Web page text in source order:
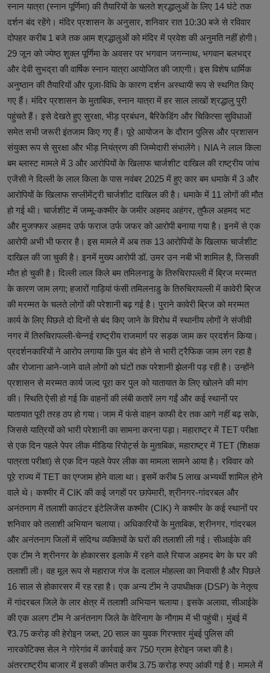
स्नान यात्रा (स्नान पूर्णिमा) की तैयारियों के चलते श्रद्धालुओं के लिए 14 घंटे तक
दर्शन बंद रहेंगे। मंदिर प्रशासन के अनुसार, शनिवार रात 10:30 बजे से रविवार
दोपहर करीब 1 बजे तक आम श्रद्धालुओं को मंदिर में प्रवेश की अनुमति नहीं होगी।
29 जून को ज्येष्ठ शुक्ल पूर्णिमा के अवसर पर भगवान जगन्नाथ, भगवान बलभद्र
और देवी सुभद्रा की वार्षिक स्नान यात्रा आयोजित की जाएगी। इस विशेष धार्मिक
अनुष्ठान की तैयारियों और पूजा-विधि के कारण दर्शन अस्थायी रूप से स्थगित किए
गए हैं। मंदिर प्रशासन के मुताबिक, स्नान यात्रा में हर साल लाखों श्रद्धालु पुरी
पहुंचते हैं। इसे देखते हुए सुरक्षा, भीड़ प्रबंधन, बैरिकेडिंग और चिकित्सा सुविधाओं
समेत सभी जरूरी इंतजाम किए गए हैं। पूरे आयोजन के दौरान पुलिस और प्रशासन
संयुक्त रूप से सुरक्षा और भीड़ नियंत्रण की जिम्मेदारी संभालेंगे। NIA ने लाल किला
बम ब्लास्ट मामले में 3 और आरोपियों के खिलाफ चार्जशीट दाखिल की राष्ट्रीय जांच
एजेंसी ने दिल्ली के लाल किला के पास नवंबर 2025 में हुए कार बम धमाके में 3 और
आरोपियों के खिलाफ सप्लीमेंट्री चार्जशीट दाखिल की है। धमाके में 11 लोगों की मौत
हो गई थी। चार्जशीट में जम्मू-कश्मीर के जमीर अहमद अहंगर, तुफैल अहमद भट
और मुजफ्फर अहमद उर्फ फराज उर्फ जफर को आरोपी बनाया गया है। इनमें से एक
आरोपी अभी भी फरार है। इस मामले में अब तक 13 आरोपियों के खिलाफ चार्जशीट
दाखिल की जा चुकी है। इनमें मुख्य आरोपी डॉ. उमर उन नबी भी शामिल है, जिसकी
मौत हो चुकी है। दिल्ली लाल किले बम तमिलनाडु के तिरुचिरापल्ली में ब्रिज मरम्मत
के कारण जाम लगा; हजारों गाड़ियां फंसी तमिलनाडु के तिरुचिरापल्ली में कावेरी ब्रिज
की मरम्मत के चलते लोगों की परेशानी बढ़ गई है। पुराने कावेरी ब्रिज को मरम्मत
कार्य के लिए पिछले दो दिनों से बंद किए जाने के विरोध में स्थानीय लोगों ने संजीवी
नगर में तिरुचिरापल्ली-चेन्नई राष्ट्रीय राजमार्ग पर सड़क जाम कर प्रदर्शन किया।
प्रदर्शनकारियों ने आरोप लगाया कि पुल बंद होने से भारी ट्रैफिक जाम लग रहा है
और रोजाना आने-जाने वाले लोगों को घंटों तक परेशानी झेलनी पड़ रही है। उन्होंने
प्रशासन से मरम्मत कार्य जल्द पूरा कर पुल को यातायात के लिए खोलने की मांग
की। स्थिति ऐसी हो गई कि वाहनों की लंबी कतारें लग गईं और कई स्थानों पर
यातायात पूरी तरह ठप हो गया। जाम में फंसे वाहन काफी देर तक आगे नहीं बढ़ सके,
जिससे यात्रियों को भारी परेशानी का सामना करना पड़ा। महाराष्ट्र में TET परीक्षा
से एक दिन पहले पेपर लीक मीडिया रिपोर्ट्स के मुताबिक, महाराष्ट्र में TET (शिक्षक
पात्रता परीक्षा) से एक दिन पहले पेपर लीक का मामला सामने आया है। रविवार को
पूरे राज्य में TET का एग्जाम होने वाला था। इसमें करीब 5 लाख अभ्यर्थी शामिल होने
वाले थे। कश्मीर में CIK की कई जगहों पर छापेमारी, श्रीनगर-गांदरबल और
अनंतनाग में तलाशी काउंटर इंटेलिजेंस कश्मीर (CIK) ने कश्मीर के कई स्थानों पर
शनिवार को तलाशी अभियान चलाया। अधिकारियों के मुताबिक, श्रीनगर, गांदरबल
और अनंतनाग जिलों में संदिग्ध व्यक्तियों के घरों की तलाशी ली गई। सीआईके की
एक टीम ने श्रीनगर के होकारसर इलाके में रहने वाले रियाज अहमद बेग के घर की
तलाशी ली। वह मूल रूप से महाराज गंज के दलाल मोहल्ला का निवासी है और पिछले
16 साल से होकारसर में रह रहा है। एक अन्य टीम ने उपाधीक्षक (DSP) के नेतृत्व
में गांदरबल जिले के लार क्षेत्र में तलाशी अभियान चलाया। इसके अलावा, सीआईके
की एक अलग टीम ने अनंतनाग जिले के वेरिनाग के नौगाम में भी पहुंची। मुंबई में
₹3.75 करोड़ की हेरोइन जब्त, 20 साल का युवक गिरफ्तार मुंबई पुलिस की
नारकोटिक्स सेल ने गोरेगांव में कार्रवाई कर 750 ग्राम हेरोइन जब्त की है।
अंतरराष्ट्रीय बाजार में इसकी कीमत करीब 3.75 करोड़ रुपए आंकी गई है। मामले में